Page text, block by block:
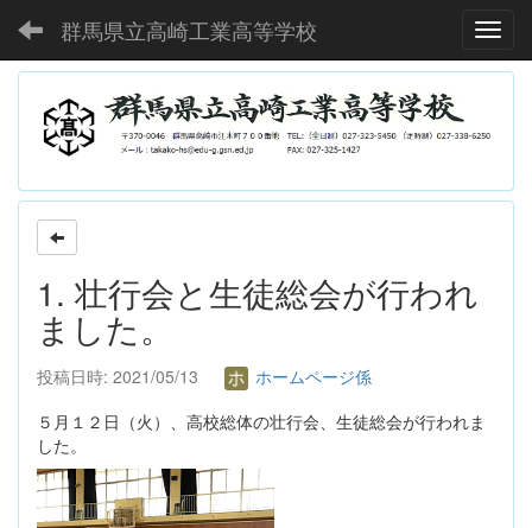
群馬県立高崎工業高等学校
1. 壮行会と生徒総会が行われ
ました。
投稿日時: 2021/05/13
ホームページ係
５月１２日（火）、高校総体の壮行会、生徒総会が行われま
した。